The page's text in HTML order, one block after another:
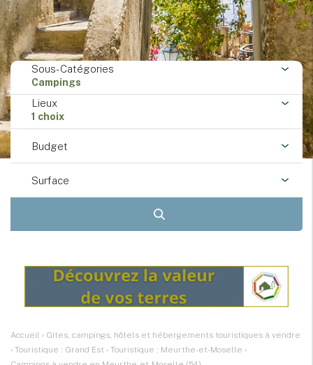
Sous-Catégories
Campings
Lieux
1 choix
Budget
Surface
Accueil › Gîtes, campings, hôtels et hébergements touristiques à vendre
› Touristique : Grand Est › Touristique : Meurthe-et-Moselle ›